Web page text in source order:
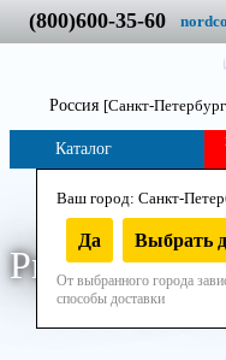
(800)600-35-60
Россия [Санкт-
Ваш город: Санкт-
Да Выбрать
От выбранного города
способы доставки
Каталог
Рым-болт